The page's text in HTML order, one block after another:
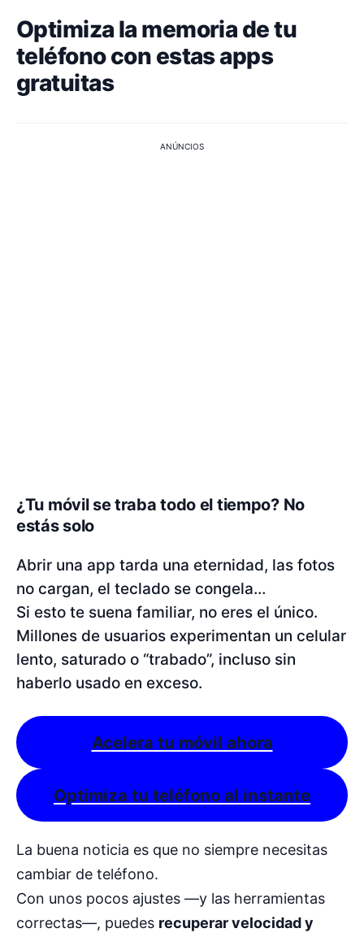
Optimiza la memoria de tu
teléfono con estas apps
gratuitas
ANÚNCIOS
¿Tu móvil se traba todo el tiempo? No
estás solo
Abrir una app tarda una eternidad, las fotos
no cargan, el teclado se congela…
Si esto te suena familiar, no eres el único.
Millones de usuarios experimentan un celular
lento, saturado o “trabado”, incluso sin
haberlo usado en exceso.
Acelera tu móvil ahora
Optimiza tu teléfono al instante
La buena noticia es que no siempre necesitas
cambiar de teléfono.
Con unos pocos ajustes —y las herramientas
correctas—, puedes recuperar velocidad y